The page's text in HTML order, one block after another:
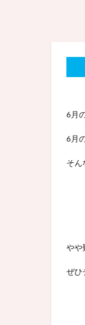
6月
6月
そん
やや
ぜひ